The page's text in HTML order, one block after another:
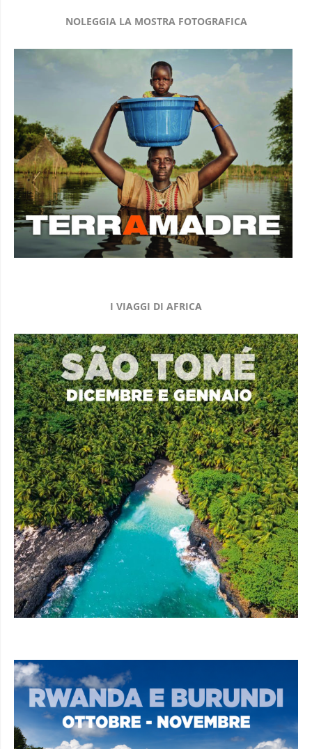
NOLEGGIA LA MOSTRA FOTOGRAFICA
I VIAGGI DI AFRICA